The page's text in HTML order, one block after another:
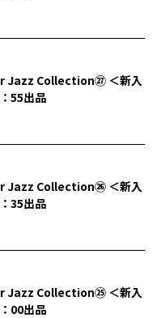
Jazz Collection㉗ ＜新入
55出品
Jazz Collection㉖ ＜新入
35出品
Jazz Collection㉕ ＜新入
00出品